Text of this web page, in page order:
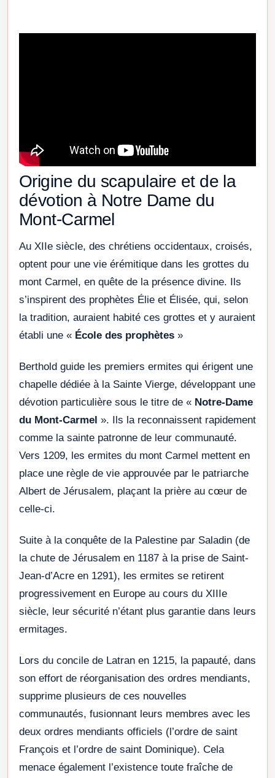
Origine du scapulaire et de la
dévotion à Notre Dame du
Mont-Carmel
Au XIIe siècle, des chrétiens occidentaux, croisés,
optent pour une vie érémitique dans les grottes du
mont Carmel, en quête de la présence divine. Ils
s’inspirent des prophètes Élie et Élisée, qui, selon
la tradition, auraient habité ces grottes et y auraient
établi une « École des prophètes »
Berthold guide les premiers ermites qui érigent une
chapelle dédiée à la Sainte Vierge, développant une
dévotion particulière sous le titre de « Notre-Dame
du Mont-Carmel ». Ils la reconnaissent rapidement
comme la sainte patronne de leur communauté.
Vers 1209, les ermites du mont Carmel mettent en
place une règle de vie approuvée par le patriarche
Albert de Jérusalem, plaçant la prière au cœur de
celle-ci.
Suite à la conquête de la Palestine par Saladin (de
la chute de Jérusalem en 1187 à la prise de Saint-
Jean-d’Acre en 1291), les ermites se retirent
progressivement en Europe au cours du XIIIe
siècle, leur sécurité n’étant plus garantie dans leurs
ermitages.
Lors du concile de Latran en 1215, la papauté, dans
son effort de réorganisation des ordres mendiants,
supprime plusieurs de ces nouvelles
communautés, fusionnant leurs membres avec les
deux ordres mendiants officiels (l’ordre de saint
François et l’ordre de saint Dominique). Cela
menace également l’existence toute fraîche de